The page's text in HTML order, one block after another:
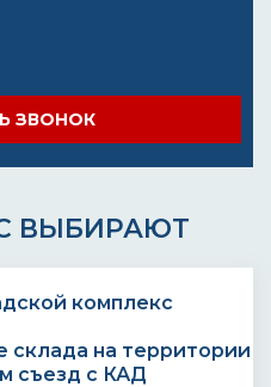
ЗВОНОК
ВЫБИРАЮТ
на территории
съезд с КАД